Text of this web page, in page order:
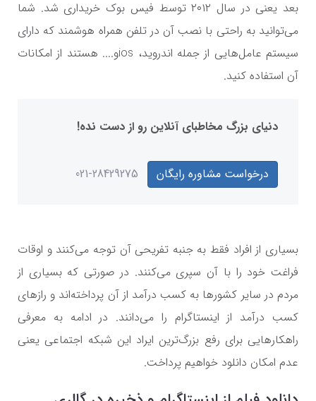
بعد یعنی در سال ۲۰۱۲ توسط فیس بوک خریداری شد. شما
می‌توانید به راحتی با نصب آن در تلفن همراه هوشمند که دارای
سیستم عامل‌هایی از جمله اندروید، iosو.... هستند از امکانات
آن استفاده کنید.
دنیای بزرگ مخاطبای آنلاین رو از دست نده!
درخواست مشاوره رایگان 021-28429275
بسیاری از افراد فقط به جنبه تفریحی آن توجه می‌کنند و اوقات
فراغت خود را با آن سپری می‌کنند. در صورتی که بسیاری از
مردم در سایر کشور‌ها به کسب درآمد از آن پرداخته‌اند و راز‌های
کسب درآمد از اینستاگرام را می‌دانند. در ادامه به معرفی
راهکار‌هایی برای رفع بزرگ‌ترین ایراد این شبکه اجتماعی یعنی
عدم امکان دانلود خواهیم پرداخت.